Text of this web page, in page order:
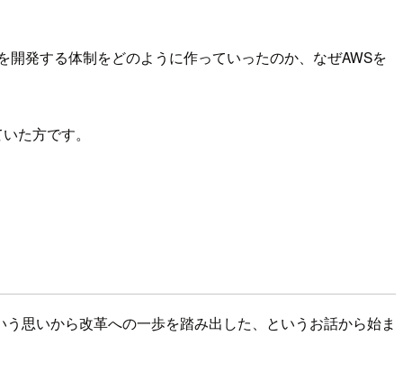
発する体制をどのように作っていったのか、なぜAWSを
た方です。
思いから改革への一歩を踏み出した、というお話から始ま